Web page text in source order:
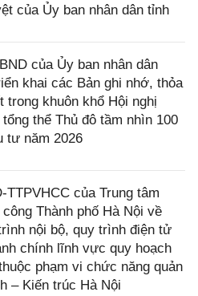
của Ủy ban nhân dân tỉnh
của Ủy ban nhân dân
khai các Bản ghi nhớ, thỏa
trong khuôn khổ Hội nghị
thể Thủ đô tầm nhìn 100
tư năm 2026
của Trung tâm
Thành phố Hà Nội về
nội bộ, quy trình điện tử
chính lĩnh vực quy hoạch
phạm vi chức năng quản
– Kiến trúc Hà Nội